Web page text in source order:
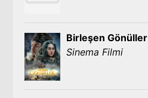
Birleşen Gönüller
Sinema Filmi